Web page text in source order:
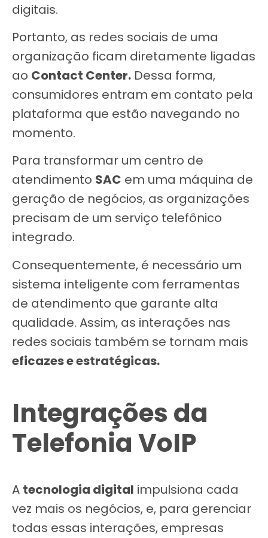
digitais.
Portanto, as redes sociais de uma
organização ficam diretamente ligadas
ao Contact Center. Dessa forma,
consumidores entram em contato pela
plataforma que estão navegando no
momento.
Para transformar um centro de
atendimento SAC em uma máquina de
geração de negócios, as organizações
precisam de um serviço telefônico
integrado.
Consequentemente, é necessário um
sistema inteligente com ferramentas
de atendimento que garante alta
qualidade. Assim, as interações nas
redes sociais também se tornam mais
eficazes e estratégicas.
Integrações da
Telefonia VoIP
A tecnologia digital impulsiona cada
vez mais os negócios, e, para gerenciar
todas essas interações, empresas